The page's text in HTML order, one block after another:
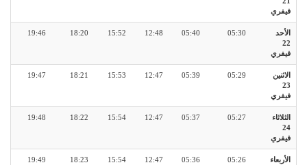
فيفري
الأحد
22
فيفري
05:30
05:40
12:48
15:52
18:20
19:46
الاثنين
23
فيفري
05:29
05:39
12:47
15:53
18:21
19:47
الثلاثاء
24
فيفري
05:27
05:37
12:47
15:54
18:22
19:48
الأربعاء
05:26
05:36
12:47
15:54
18:23
19:49